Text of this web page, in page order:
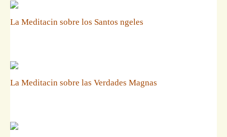
La Meditacin sobre los Santos ngeles
La Meditacin sobre las Verdades Magnas